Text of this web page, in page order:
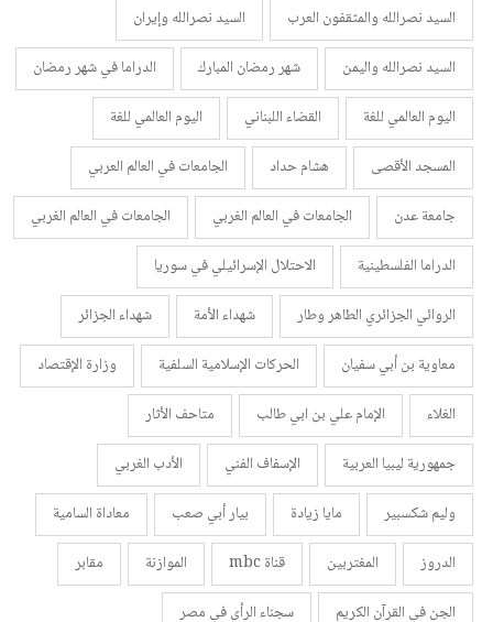
السيد نصرالله والمثقفون العرب
السيد نصرالله وإيران
السيد نصرالله واليمن
شهر رمضان المبارك
الدراما في شهر رمضان
اليوم العالمي للغة
القضاء اللبناني
اليوم العالمي للغة
المسجد الأقصى
هشام حداد
الجامعات في العالم العربي
جامعة عدن
الجامعات في العالم الغربي
الجامعات في العالم الغربي
الدراما الفلسطينية
الاحتلال الإسرائيلي في سوريا
الروائي الجزائري الطاهر وطار
شهداء الأمة
شهداء الجزائر
معاوية بن أبي سفيان
الحركات الإسلامية السلفية
وزارة الإقتصاد
الغلاء
الإمام علي بن ابي طالب
متاحف الأثار
جمهورية ليبيا العربية
الإسفاف الفني
الأدب الغربي
وليم شكسبير
مايا زيادة بيار أبي صعب
معاداة السامية
الدروز
المغتربين قناة mbc الموازنة
مقابر
الجن في القرآن الكريم
سجناء الرأي في مصر